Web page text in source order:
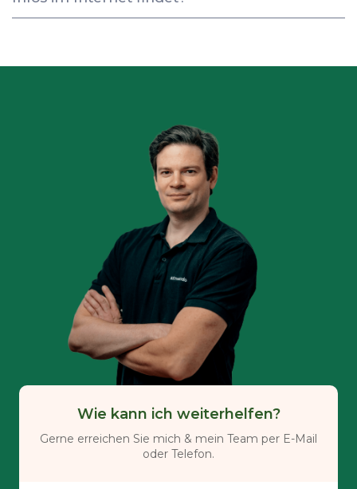
Wie kann ich weiterhelfen?
Gerne erreichen Sie mich & mein Team per E-Mail
oder Telefon.